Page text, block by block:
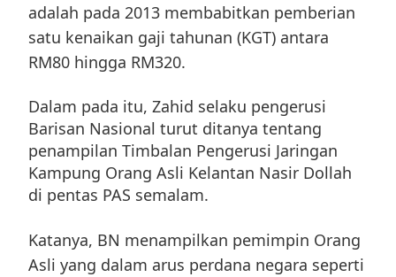
adalah pada 2013 membabitkan pemberian
satu kenaikan gaji tahunan (KGT) antara
RM80 hingga RM320.
Dalam pada itu, Zahid selaku pengerusi
Barisan Nasional turut ditanya tentang
penampilan Timbalan Pengerusi Jaringan
Kampung Orang Asli Kelantan Nasir Dollah
di pentas PAS semalam.
Katanya, BN menampilkan pemimpin Orang
Asli yang dalam arus perdana negara seperti